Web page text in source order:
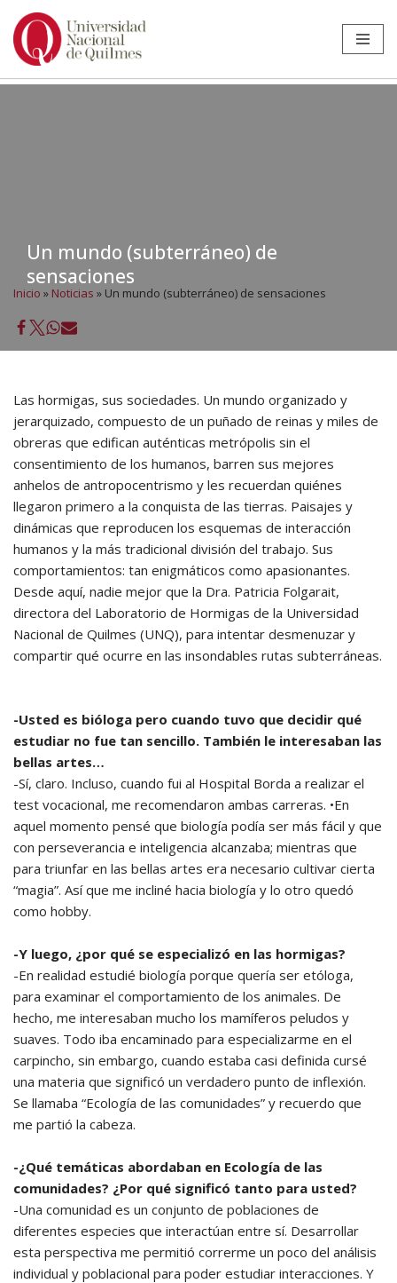
Ir
Un mundo (subterráneo) de
sensaciones
Inicio » Noticias » Un mundo (subterráneo) de sensaciones
Las hormigas, sus sociedades. Un mundo organizado y
jerarquizado, compuesto de un puñado de reinas y miles de
obreras que edifican auténticas metrópolis sin el
consentimiento de los humanos, barren sus mejores
anhelos de antropocentrismo y les recuerdan quiénes
llegaron primero a la conquista de las tierras. Paisajes y
dinámicas que reproducen los esquemas de interacción
humanos y la más tradicional división del trabajo. Sus
comportamientos: tan enigmáticos como apasionantes.
Desde aquí, nadie mejor que la Dra. Patricia Folgarait,
directora del Laboratorio de Hormigas de la Universidad
Nacional de Quilmes (UNQ), para intentar desmenuzar y
compartir qué ocurre en las insondables rutas subterráneas.
-Usted es bióloga pero cuando tuvo que decidir qué
estudiar no fue tan sencillo. También le interesaban las
bellas artes…
-Sí, claro. Incluso, cuando fui al Hospital Borda a realizar el
test vocacional, me recomendaron ambas carreras. •En
aquel momento pensé que biología podía ser más fácil y que
con perseverancia e inteligencia alcanzaba; mientras que
para triunfar en las bellas artes era necesario cultivar cierta
“magia”. Así que me incliné hacia biología y lo otro quedó
como hobby.
-Y luego, ¿por qué se especializó en las hormigas?
-En realidad estudié biología porque quería ser etóloga,
para examinar el comportamiento de los animales. De
hecho, me interesaban mucho los mamíferos peludos y
suaves. Todo iba encaminado para especializarme en el
carpincho, sin embargo, cuando estaba casi definida cursé
una materia que significó un verdadero punto de inflexión.
Se llamaba “Ecología de las comunidades” y recuerdo que
me partió la cabeza.
-¿Qué temáticas abordaban en Ecología de las
comunidades? ¿Por qué significó tanto para usted?
-Una comunidad es un conjunto de poblaciones de
diferentes especies que interactúan entre sí. Desarrollar
esta perspectiva me permitió correrme un poco del análisis
individual y poblacional para poder estudiar interacciones. Y